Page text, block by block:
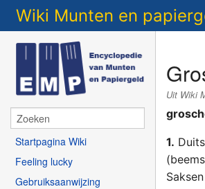
Wiki Munten en
Startpagina Wiki
Feeling lucky
Gebruiksaanwijzing
Uit Wiki
1.